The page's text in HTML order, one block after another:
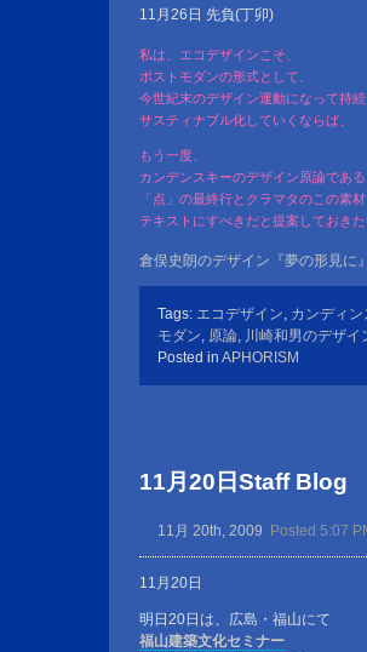
11月26日 先負(丁卯)
私は、エコデザインこそ、
ポストモダンの形式として、
今世紀末のデザイン運動になって持続
サスティナブル化していくならば、
もう一度、
カンデンスキーのデザイン原論である
「点」の最終行とクラマタのこの素
テキストにすべきだと提案しておきた
倉俣史朗のデザイン『夢の形見に
Tags: エコデザイン カンディン
モダン 原論 川崎和男のデザイ
Posted in APHORISM
11月20日Staff Blog
11月 20th, 2009 Posted 5:07
11月20日
明日20日は、広島・福山にて
福山建築文化セミナー